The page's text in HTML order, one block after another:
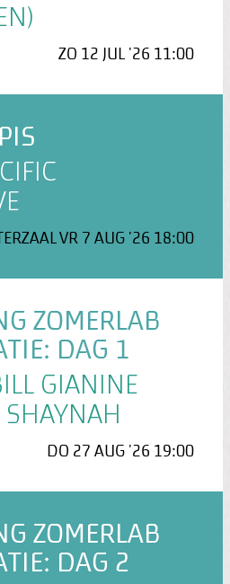
ZO 12 JUL '26 11:00
VR 7 AUG '26 18:00
ZOMERLAB
DAG 1
GIANINE
SHAYNAH
DO 27 AUG '26 19:00
ZOMERLAB
DAG 2